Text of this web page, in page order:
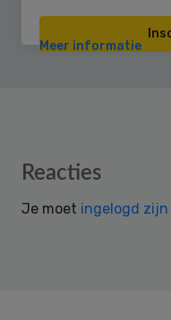
Meer informatie
Reader
Reacties
Je moet ingelogd zijn